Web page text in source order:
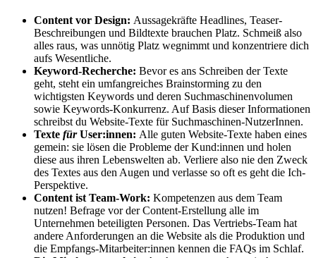
Content vor Design: Aussagekräfte Headlines, Teaser-
Beschreibungen und Bildtexte brauchen Platz. Schmeiß also
alles raus, was unnötig Platz wegnimmt und konzentriere dich
aufs Wesentliche.
Keyword-Recherche: Bevor es ans Schreiben der Texte
geht, steht ein umfangreiches Brainstorming zu den
wichtigsten Keywords und deren Suchmaschinenvolumen
sowie Keywords-Konkurrenz. Auf Basis dieser Informationen
schreibst du Website-Texte für Suchmaschinen-NutzerInnen.
Texte fürUser:innen: Alle guten Website-Texte haben eines
gemein: sie lösen die Probleme der Kund:innen und holen
diese aus ihren Lebenswelten ab. Verliere also nie den Zweck
des Textes aus den Augen und verlasse so oft es geht die Ich-
Perspektive.
Content ist Team-Work: Kompetenzen aus dem Team
nutzen! Befrage vor der Content-Erstellung alle im
Unternehmen beteiligten Personen. Das Vertriebs-Team hat
andere Anforderungen an die Website als die Produktion und
die Empfangs-Mitarbeiter:innen kennen die FAQs im Schlaf.